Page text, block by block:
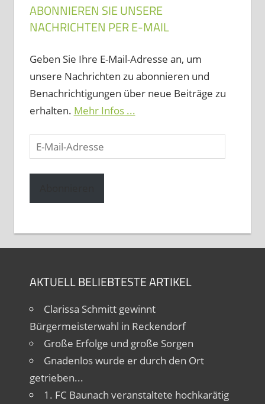
ABONNIEREN SIE UNSERE
NACHRICHTEN PER E-MAIL
Geben Sie Ihre E-Mail-Adresse an, um
unsere Nachrichten zu abonnieren und
Benachrichtigungen über neue Beiträge zu
erhalten. Mehr Infos ...
E-
Mail-
Adresse
AKTUELL BELIEBTESTE ARTIKEL
Clarissa Schmitt gewinnt
Bürgermeisterwahl in Reckendorf
Große Erfolge und große Sorgen
Gnadenlos wurde er durch den Ort
getrieben...
1. FC Baunach veranstaltete hochkarätig